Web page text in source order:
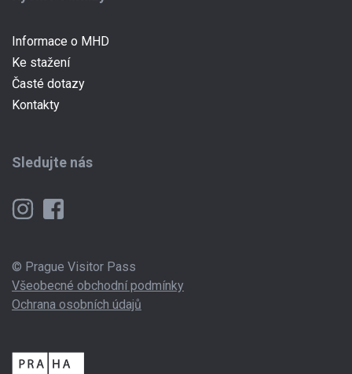
Informace o MHD
Ke stažení
Časté dotazy
Kontakty
Sledujte nás
© Prague Visitor Pass
Všeobecné obchodní podmínky
Ochrana osobních údajů